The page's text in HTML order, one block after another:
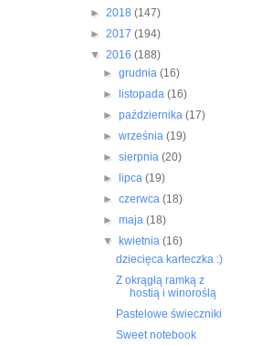
► 2018 (147)
► 2017 (194)
▼ 2016 (188)
► grudnia (16)
►
listopada (16)
► października (17)
► września (19)
► sierpnia (20)
►
lipca (19)
► czerwca (18)
► maja (18)
▼
kwietnia (16)
dziecięca karteczka :)
Z okrągłą ramką z
hostią i winoroślą
Pastelowe świeczniki
Sweet notebook